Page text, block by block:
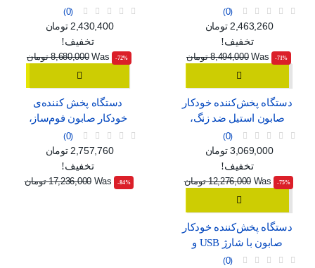
ماساژور
0
قیمت عادی
قیمت
2,463,260 تومان
تخفیف!
‎-71%
Was 8,494,000 تومان
0
قیمت عادی
قیمت
2,430,400 تومان
تخفیف!
‎-72%
Was 8,680,000 تومان
دستگاه پخش‌کننده خودکار
صابون استیل ضد زنگ،
بدون نیاز به لمس
0
قیمت عادی
قیمت
3,069,000 تومان
تخفیف!
‎-75%
Was 12,276,000 تومان
دستگاه پخش کننده‌ی
خودکار صابون فوم‌ساز،
بدون نیاز به لمس
0
قیمت عادی
قیمت
2,757,760 تومان
تخفیف!
‎-84%
Was 17,236,000 تومان
دستگاه پخش‌کننده خودکار
صابون با شارژ USB و
صفحه نمایش دیجیتال
0